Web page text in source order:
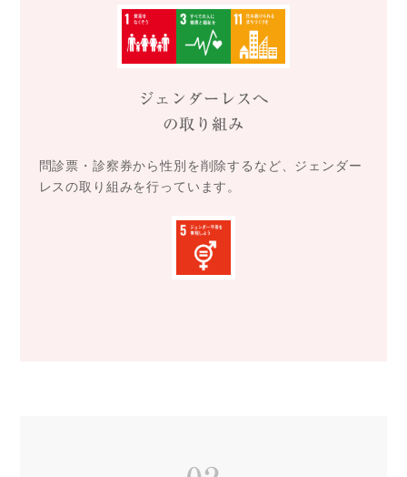
ジェンダーレスへ
の取り組み
問診票・診察券から性別を削除するなど、ジェンダー
レスの取り組みを行っています。